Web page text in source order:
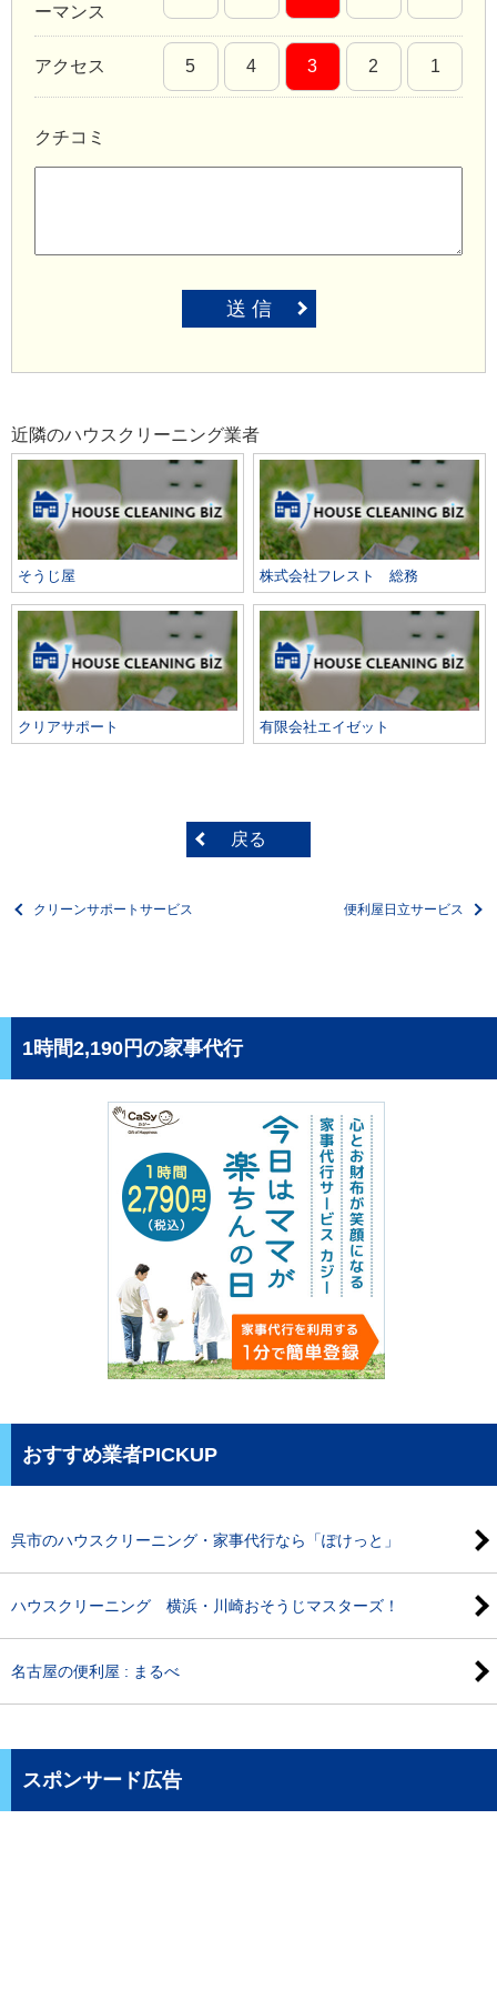
ーマンス
アクセス 5 4 3 2 1
クチコミ
送 信
近隣のハウスクリーニング業者
そうじ屋 株式会社フレスト 総務
クリアサポート 有限会社エイゼット
戻る
クリーンサポートサービス 便利屋日立サービス
1時間2,190円の家事代行
おすすめ業者PICKUP
呉市のハウスクリーニング・家事代行なら「ぽけっと」
ハウスクリーニング 横浜・川崎おそうじマスターズ！
名古屋の便利屋 : まるべ
スポンサード広告